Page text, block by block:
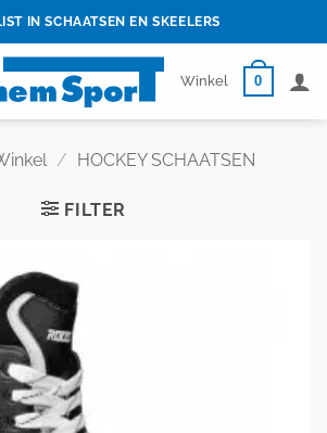
IN SCHAATSEN EN SKEELERS
Winkel 0
/ HOCKEY SCHAATSEN
FILTER